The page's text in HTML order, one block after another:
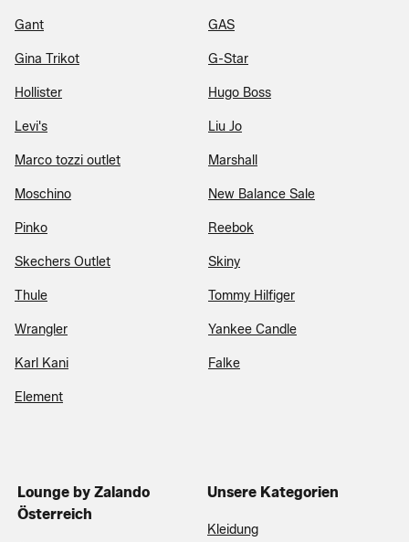
Gant GAS
Gina Trikot G-Star
Hollister Hugo Boss
Levi's Liu Jo
Marco tozzi outlet Marshall
Moschino New Balance Sale
Pinko Reebok
Skechers Outlet Skiny
Thule Tommy Hilfiger
Wrangler Yankee Candle
Karl Kani Falke
Element
Lounge by Zalando
Österreich
Unsere Kategorien
Kleidung